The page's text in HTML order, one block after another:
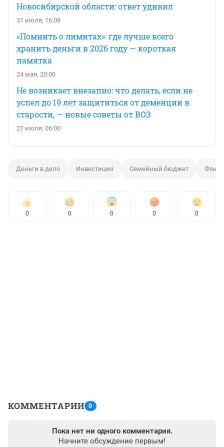
Новосибирской области: ответ удивил
31 июля, 16:08
«Помнить о лимитах»: где лучше всего
хранить деньги в 2026 году — короткая
памятка
24 мая, 20:00
Не возникает внезапно: что делать, если не
успел до 19 лет защититься от деменции в
старости, — новые советы от ВОЗ
27 июля, 06:00
Деньги в дело Инвестиция Семейный бюджет
0 0 0 0 0
КОММЕНТАРИИ 0
Пока нет ни одного комментария.
Начните обсуждение первым!